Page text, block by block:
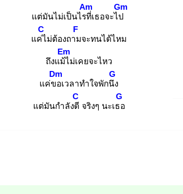
แต่มันไม่เป็นไรที่
Am
เธอจะไป
Gm
แค่ไ
C
ม่ต้องถาม
F
จะทนได้ไหม
ถึงแม้ไ
Em
ม่เคยจะไหว
แค่ขอ
Dm
เวลาทำใจพักนึง
G
แต่มันกำลังดี
C
จริงๆ นะเธอ
G